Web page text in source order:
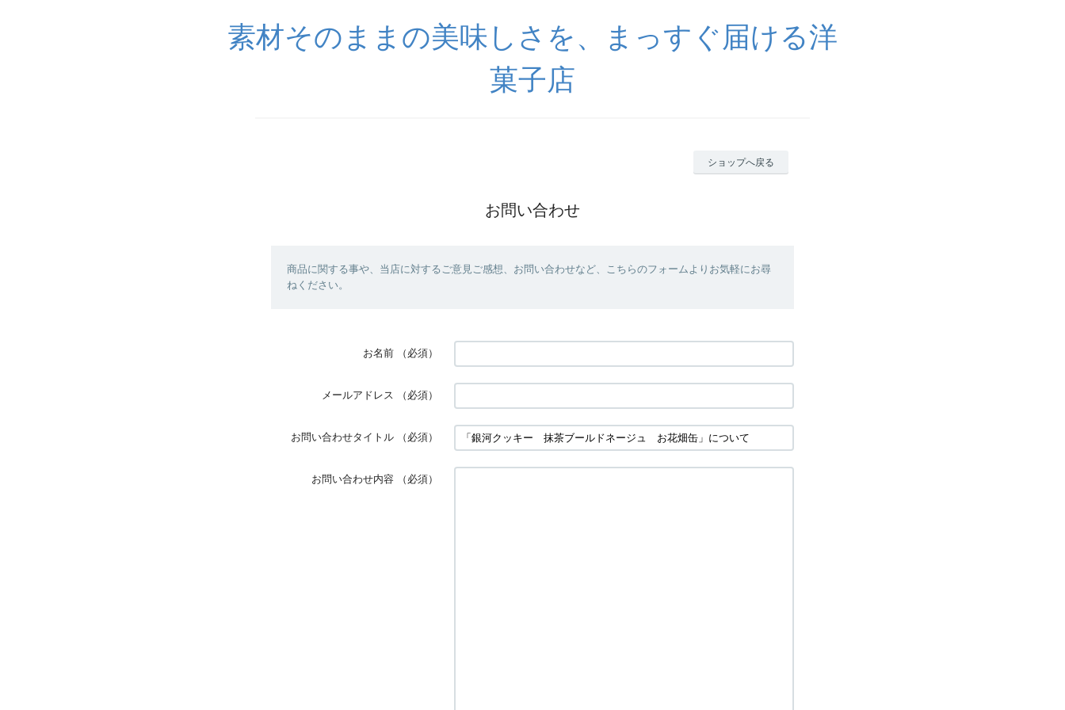
素材そのままの美味しさを、まっすぐ届ける洋
菓子店
ショップへ戻る
お問い合わせ
商品に関する事や、当店に対するご意見ご感想、お問い合わせなど、こちらのフォームよりお気軽にお尋
ねください。
お名前 （必須）
メールアドレス （必須）
お問い合わせタイトル （必須）
お問い合わせ内容 （必須）